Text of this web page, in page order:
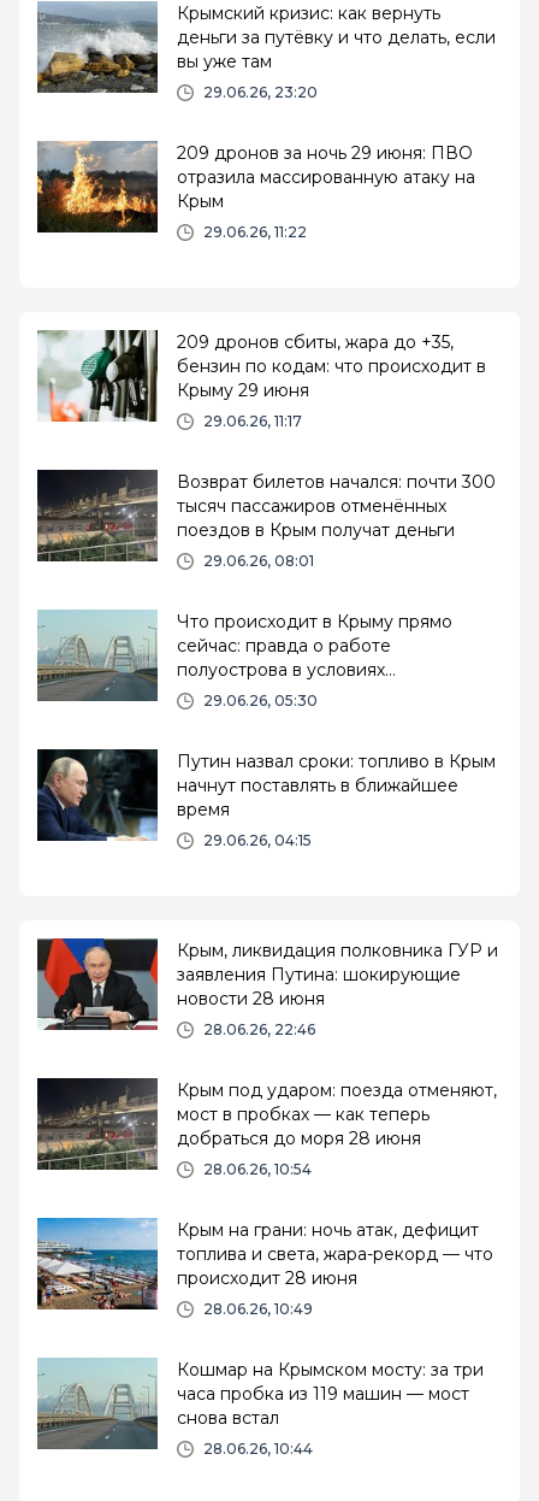
Крымский кризис: как вернуть
деньги за путёвку и что делать, если
вы уже там
29.06.26, 23:20
209 дронов за ночь 29 июня: ПВО
отразила массированную атаку на
Крым
29.06.26, 11:22
209 дронов сбиты, жара до +35,
бензин по кодам: что происходит в
Крыму 29 июня
29.06.26, 11:17
Возврат билетов начался: почти 300
тысяч пассажиров отменённых
поездов в Крым получат деньги
29.06.26, 08:01
Что происходит в Крыму прямо
сейчас: правда о работе
полуострова в условиях
информационной атаки
29.06.26, 05:30
Путин назвал сроки: топливо в Крым
начнут поставлять в ближайшее
время
29.06.26, 04:15
Крым, ликвидация полковника ГУР и
заявления Путина: шокирующие
новости 28 июня
28.06.26, 22:46
Крым под ударом: поезда отменяют,
мост в пробках — как теперь
добраться до моря 28 июня
28.06.26, 10:54
Крым на грани: ночь атак, дефицит
топлива и света, жара-рекорд — что
происходит 28 июня
28.06.26, 10:49
Кошмар на Крымском мосту: за три
часа пробка из 119 машин — мост
снова встал
28.06.26, 10:44